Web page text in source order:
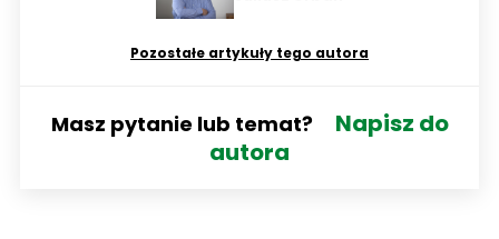
Pozostałe artykuły tego autora
Masz pytanie lub temat?
Napisz do
autora